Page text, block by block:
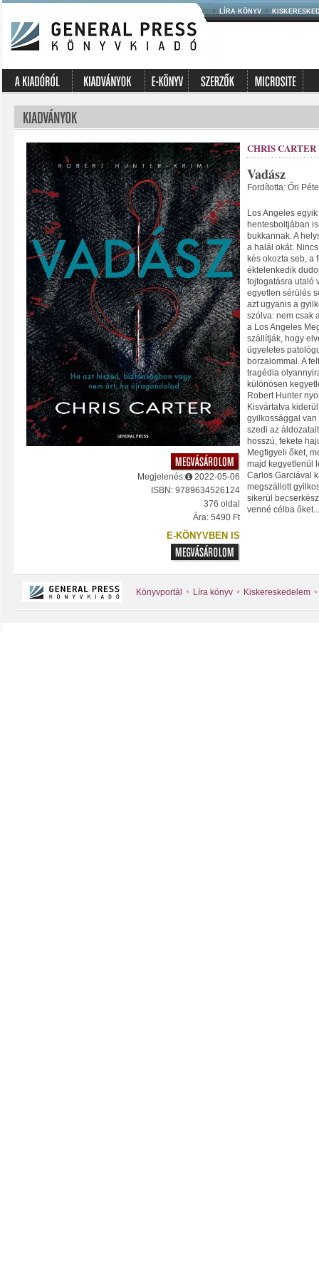
LÍRA KÖNYV
Megjelenés:
2022-05-06
ISBN: 9789634526124
376 oldal
Ára: 5490 Ft
E-KÖNYVBEN IS
CHRIS CARTER
Vadász
Fordította: Őri
Los Angeles
hentesboltjában
bukkannak. A
a halál okát.
kés okozta seb, a
éktelenkedik
fojtogatásra utaló
egyetlen sérülés
azt ugyanis a
szólva: nem csak
a Los Angeles
szállítják, hogy
ügyeletes
borzalommal. A
tragédia
különösen
Robert Hunter
Kisvártatva
gyilkossággal
szedi az
hosszú, fekete
Megfigyeli őket,
majd kegyetlenül
Carlos Garciával
megszállott
sikerül
venné célba őket...
Könyvportál Líra könyv Kiskereskedelem